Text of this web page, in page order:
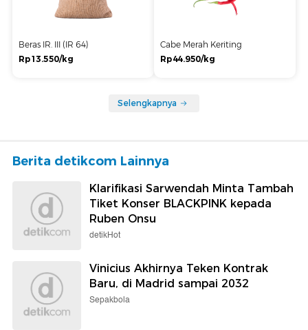
Beras IR. III (IR 64)
Rp13.550/kg
Cabe Merah Keriting
Rp44.950/kg
Selengkapnya
Berita detikcom Lainnya
Klarifikasi Sarwendah Minta Tambah
Tiket Konser BLACKPINK kepada
Ruben Onsu
detikHot
Vinicius Akhirnya Teken Kontrak
Baru, di Madrid sampai 2032
Sepakbola